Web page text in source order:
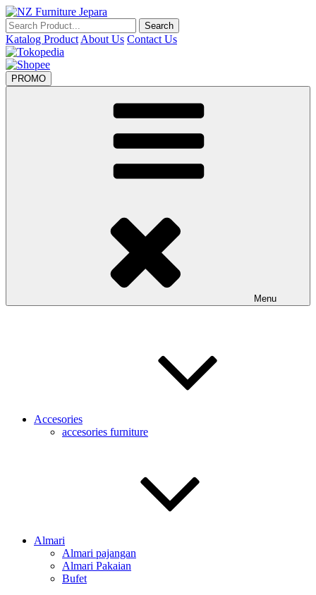
Skip
to
content
NZ Furniture Jepara
Toko Perabot Mebel Online
Search
for:
Search
Katalog Product About Us Contact Us
PROMO
Menu
Accesories
accesories furniture
Almari
Almari pajangan
Almari Pakaian
Bufet